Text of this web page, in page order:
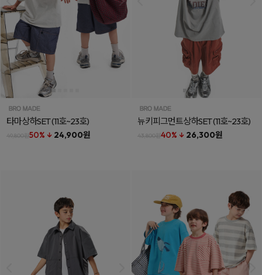
타마상하SET(11호~23호)
49,800원50% ↓ 24,900원
뉴키피그먼트상하SET(11호~23호)
43,800원40% ↓ 26,300원